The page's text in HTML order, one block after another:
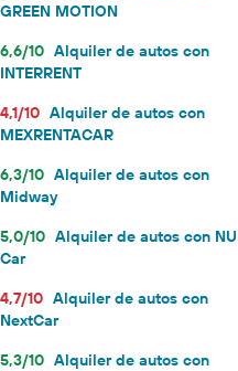
GREEN MOTION
6,6/10 Alquiler de autos con
INTERRENT
4,1/10 Alquiler de autos con
MEXRENTACAR
6,3/10 Alquiler de autos con
Midway
5,0/10 Alquiler de autos con NU
Car
4,7/10 Alquiler de autos con
NextCar
5,3/10 Alquiler de autos con